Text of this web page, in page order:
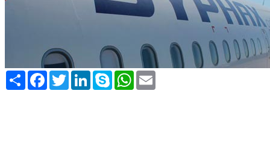
Share FacebookTwitterLinkedInSkype WhatsApp